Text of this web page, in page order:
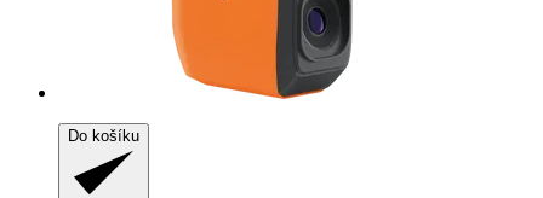
Do košíku